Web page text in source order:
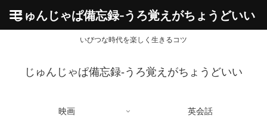
いびつな時代を楽しく生きるコツ
じゅんじゃぱ備忘録-うろ覚えがちょうどいい
映画 英会話
じゅんじゃぱ備忘録-うろ覚えがちょうどいい